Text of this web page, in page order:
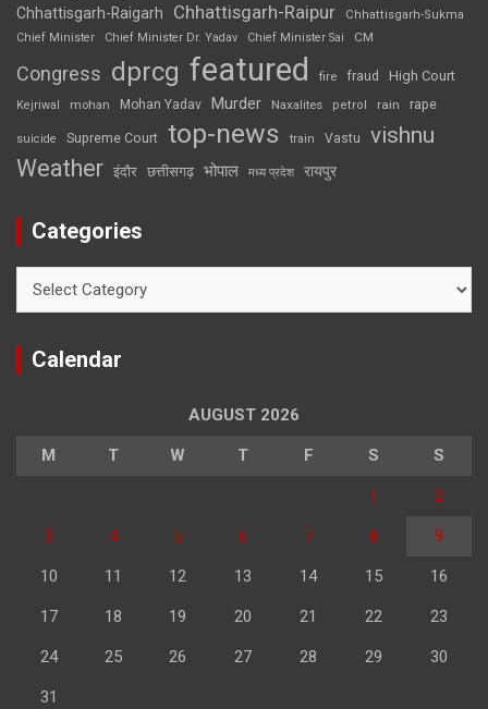
Chhattisgarh-Raigarh Chhattisgarh-Raipur
Chhattisgarh-Sukma
Chief Minister
Chief Minister Dr. Yadav Chief Minister Sai CM
Congress dprcg featured fire fraud High Court
Kejriwal mohan Mohan Yadav Murder Naxalites petrol rain rape
suicide Supreme Court top-news train Vastu vishnu
Weather इंदौर छत्तीसगढ़ भोपाल मध्य प्रदेश रायपुर
Categories
Calendar
AUGUST 2026
M T W T F S S
1 2
3 4 5 6 7 8 9
10 11 12 13 14 15 16
17 18 19 20 21 22 23
24 25 26 27 28 29 30
31